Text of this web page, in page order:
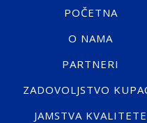
POČETNA
O NAMA
PARTNERI
ZADOVOLJSTVO
JAMSTVA KVALITETE